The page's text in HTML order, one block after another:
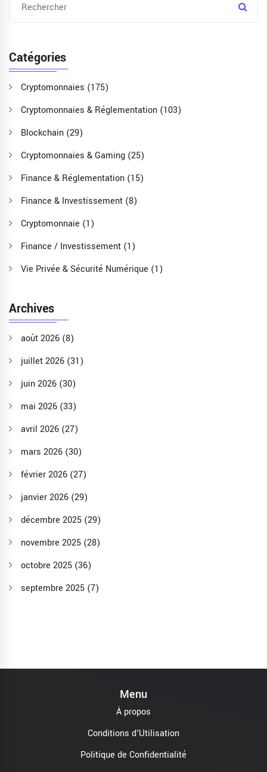
Catégories
Cryptomonnaies (175)
Cryptomonnaies & Réglementation (103)
Blockchain (29)
Cryptomonnaies & Gaming (25)
Finance & Réglementation (15)
Finance & Investissement (8)
Cryptomonnaie (1)
Finance / Investissement (1)
Vie Privée & Sécurité Numérique (1)
Archives
août 2026 (8)
juillet 2026 (31)
juin 2026 (30)
mai 2026 (33)
avril 2026 (27)
mars 2026 (30)
février 2026 (27)
janvier 2026 (29)
décembre 2025 (29)
novembre 2025 (28)
octobre 2025 (36)
septembre 2025 (7)
Menu
À propos
Conditions d'Utilisation
Politique de Confidentialité